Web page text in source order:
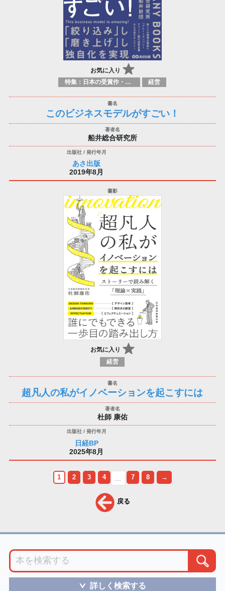
お気に入り
特集：日本の受賞作・ノミネート作品特集 経営
このビジネスモデルがすごい！
船井総合研究所
あさ出版
2019年8月
お気に入り
経営
超凡人の私がイノベーションを起こすには
杜師 康佑
日経BP
2025年8月
1 2 3 4 7 8 →
戻る
＞ 詳しく検索する